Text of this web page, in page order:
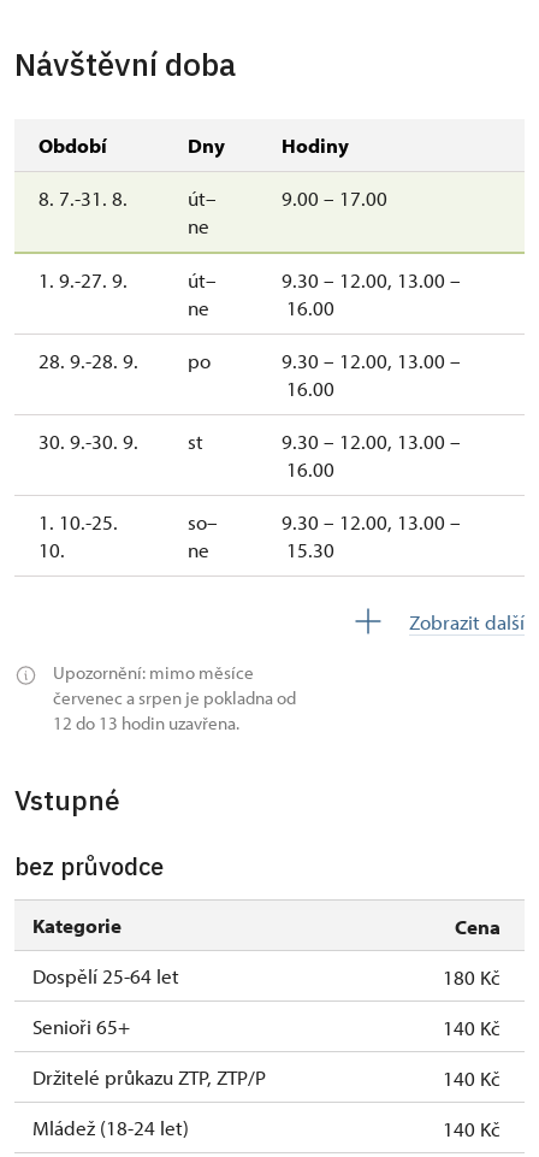
Návštěvní doba
Období Dny Hodiny
8. 7.-31. 8.
út–
ne
9.00 – 17.00
1. 9.-27. 9.
út–
ne
9.30 – 12.00, 13.00 –
16.00
28. 9.-28. 9. po
9.30 – 12.00, 13.00 –
16.00
30. 9.-30. 9. st
9.30 – 12.00, 13.00 –
16.00
1. 10.-25.
10.
so–
ne
9.30 – 12.00, 13.00 –
15.30
9.30 – 12.00, 13.00 –
Zobrazit další
Upozornění: mimo měsíce
červenec a srpen je pokladna od
12 do 13 hodin uzavřena.
Vstupné
bez průvodce
Kategorie
Cena
Dospělí 25-64 let
180 Kč
Senioři 65+
140 Kč
Držitelé průkazu ZTP, ZTP/P
140 Kč
Mládež (18-24 let)
140 Kč